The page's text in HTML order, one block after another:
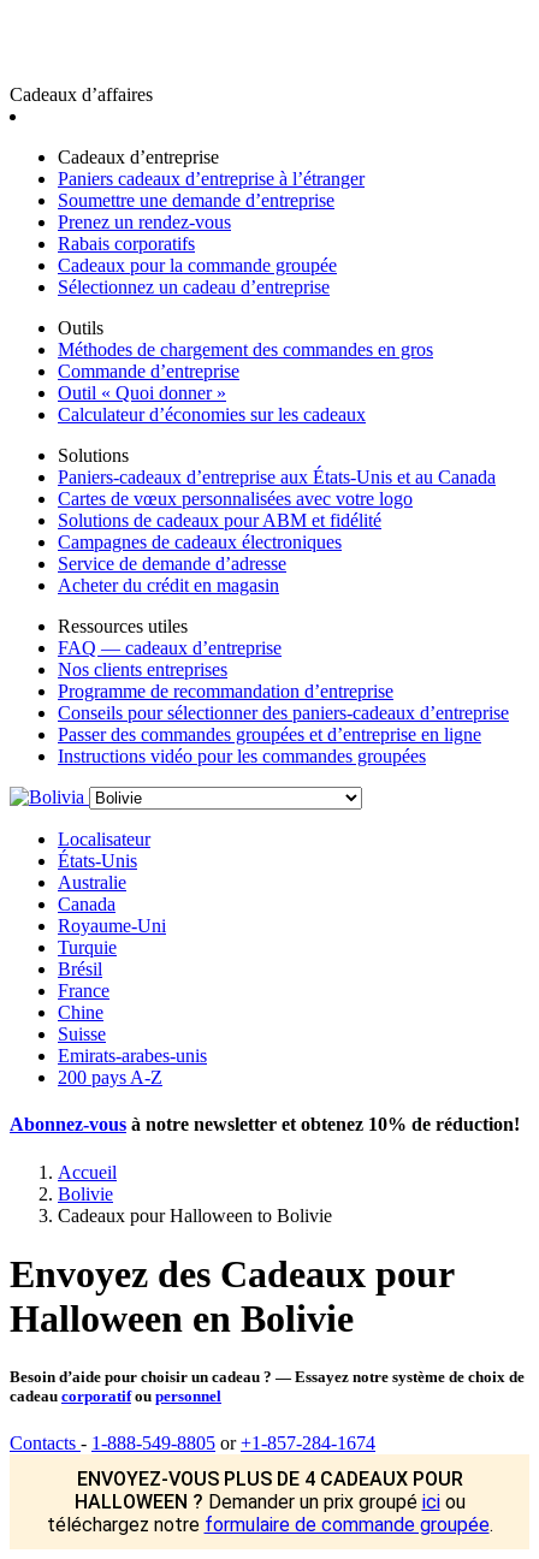
Cadeaux d’affaires
Cadeaux d’entreprise
Paniers cadeaux d’entreprise à l’étranger
Soumettre une demande d’entreprise
Prenez un rendez-vous
Rabais corporatifs
Cadeaux pour la commande groupée
Sélectionnez un cadeau d’entreprise
Outils
Méthodes de chargement des commandes en gros
Commande d’entreprise
Outil « Quoi donner »
Calculateur d’économies sur les cadeaux
Solutions
Paniers-cadeaux d’entreprise aux États-Unis et au Canada
Cartes de vœux personnalisées avec votre logo
Solutions de cadeaux pour ABM et fidélité
Campagnes de cadeaux électroniques
Service de demande d’adresse
Acheter du crédit en magasin
Ressources utiles
FAQ — cadeaux d’entreprise
Nos clients entreprises
Programme de recommandation d’entreprise
Conseils pour sélectionner des paniers-cadeaux d’entreprise
Passer des commandes groupées et d’entreprise en ligne
Instructions vidéo pour les commandes groupées
Localisateur
États-Unis
Australie
Canada
Royaume-Uni
Turquie
Brésil
France
Chine
Suisse
Emirats-arabes-unis
200 pays A-Z
Abonnez-vous à notre newsletter et obtenez 10% de réduction!
Accueil
Bolivie
Cadeaux pour Halloween to Bolivie
Envoyez des Cadeaux pour
Halloween en Bolivie
Besoin d’aide pour choisir un cadeau ? — Essayez notre système de choix de
cadeau corporatifou personnel
Contacts - 1-888-549-8805 or+1-857-284-1674
ENVOYEZ-VOUS PLUS DE 4 CADEAUX POUR
HALLOWEEN ? Demander un prix groupé iciou
téléchargez notre formulaire de commande groupée.